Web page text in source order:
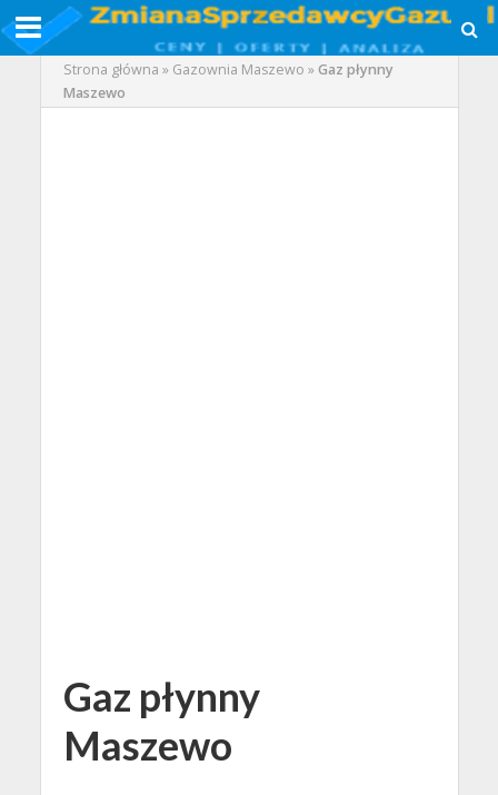
Strona główna » Gazownia Maszewo »Gaz płynny
Maszewo
Gaz płynny
Maszewo